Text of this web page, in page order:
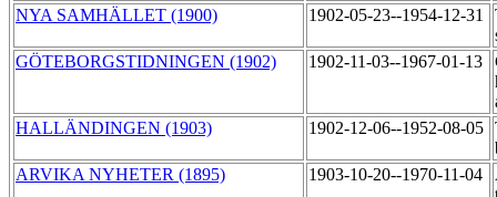
NYA SAMHÄLLET (1900)
1902-05-23--1954-12-31
GÖTEBORGSTIDNINGEN (1902)
1902-11-03--1967-01-13
HALLÄNDINGEN (1903)
1902-12-06--1952-08-05
ARVIKA NYHETER (1895)
1903-10-20--1970-11-04